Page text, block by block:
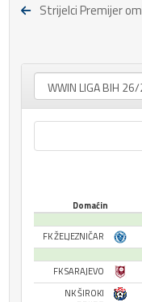
Strijelci Premijer
Domaćin
FK ŽELJEZNIČAR
FK SARAJEVO
NK ŠIROKI